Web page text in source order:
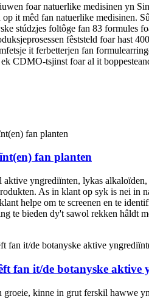
foar natuerlike medisinen yn
it mêd fan natuerlike medisinen.
stúdzjes foltôge fan 83 formules
fêststeld foar hast
it ferbetterjen fan
CDMO-tsjinst foar al it
fan planten
yngrediïnten, lykas
As in klant op syk is nei in
helpe om te screenen en te
te bieden dy't sawol rekken hâldt
fan it/de botanyske
groeie, kinne in grut ferskil hawwe